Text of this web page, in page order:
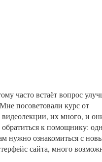
часто встаёт вопрос
посоветовали курс от
их много, и
к помощнику:
нужно ознакомиться с
сайта, много